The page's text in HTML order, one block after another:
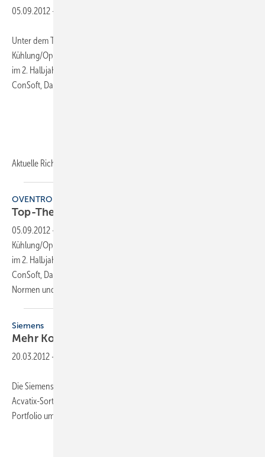
05.09.2012 -
Unter dem Titel „Bessere Energieeffizienz in Heizung und
Kühlung/Optimieren von Trinkwasseranlagen“ bietet Oventrop auch
im 2. Halbjahr 2012 Fachseminare an. Schulungspartner sind u.a. BWT,
ConSoft, Dallmer, Grohe, IWO, Wilo und Zehnder.
Aktuelle Richtlinien, Normen
OVENTROP
Top-Thema
05.09.2012 -
Kühlung/Optimieren von Trinkwasseranlagen“ bietet Oventrop auch
im 2. Halbjahr 2012 Fachseminare an. Schulungspartner sind u.a. BWT,
ConSoft, Dallmer, Grohe, IWO, Wilo und Zehnder. Aktuelle Richtlinien,
Normen und
Siemens
Mehr Komfort und
20.03.2012 -
Die Siemens-Division Building Technologies erweitert ihr bewährtes
Acvatix-Sortiment um eine Reihe von neuen Kombiventilen. Das
Portfolio umfasst Ventile mit einem Durchfluss von 30 l/h bis 8,6 m